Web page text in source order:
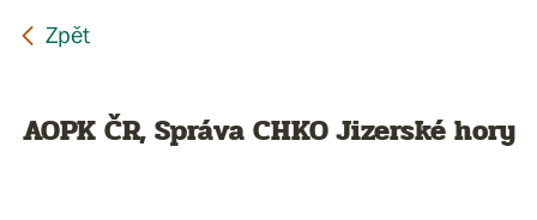
AOPK ČR, Správa CHKO Jizerské hory